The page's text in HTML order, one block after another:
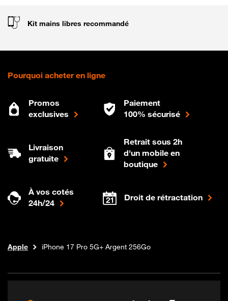
Kit mains libres recommandé
Pourquoi acheter en ligne
Promos
exclusives
Paiement
100% sécurisé
Livraison
gratuite
Retrait sous 2h
d'un mobile en
boutique
À vos cotés
24h/24
Droit de rétractation
Boutique Orange
Téléphones et forfaits
Apple iPhone 17 Pro 5G+ Argent 256Go